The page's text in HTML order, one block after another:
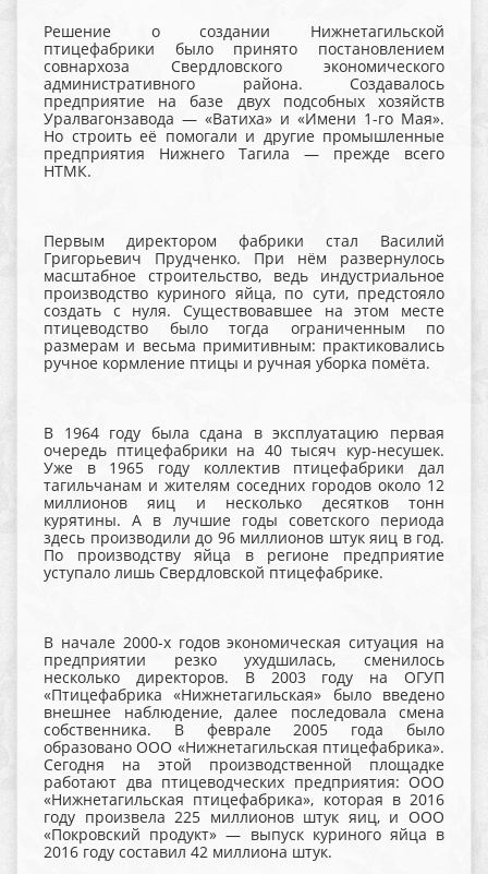
Решение о создании Нижнетагильской
птицефабрики было принято постановлением
совнархоза Свердловского экономического
административного района. Создавалось
предприятие на базе двух подсобных хозяйств
Уралвагонзавода — «Ватиха» и «Имени 1-го Мая».
Но строить её помогали и другие промышленные
предприятия Нижнего Тагила — прежде всего
НТМК.
Первым директором фабрики стал Василий
Григорьевич Прудченко. При нём развернулось
масштабное строительство, ведь индустриальное
производство куриного яйца, по сути, предстояло
создать с нуля. Существовавшее на этом месте
птицеводство было тогда ограниченным по
размерам и весьма примитивным: практиковались
ручное кормление птицы и ручная уборка помёта.
В 1964 году была сдана в эксплуатацию первая
очередь птицефабрики на 40 тысяч кур-несушек.
Уже в 1965 году коллектив птицефабрики дал
тагильчанам и жителям соседних городов около 12
миллионов яиц и несколько десятков тонн
курятины. А в лучшие годы советского периода
здесь производили до 96 миллионов штук яиц в год.
По производству яйца в регионе предприятие
уступало лишь Свердловской птицефабрике.
В начале 2000-х годов экономическая ситуация на
предприятии резко ухудшилась, сменилось
несколько директоров. В 2003 году на ОГУП
«Птицефабрика «Нижнетагильская» было введено
внешнее наблюдение, далее последовала смена
собственника. В феврале 2005 года было
образовано ООО «Нижнетагильская птицефабрика».
Сегодня на этой производственной площадке
работают два птицеводческих предприятия: ООО
«Нижнетагильская птицефабрика», которая в 2016
году произвела 225 миллионов штук яиц, и ООО
«Покровский продукт» — выпуск куриного яйца в
2016 году составил 42 миллиона штук.